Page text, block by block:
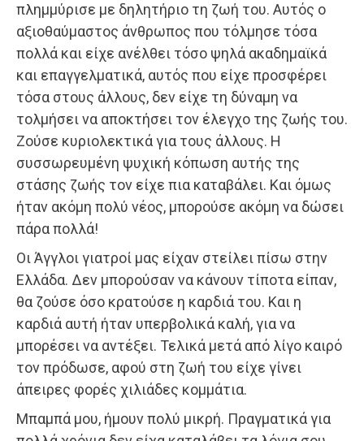
πλημμύρισε με δηλητήριο τη ζωή του. Αυτός ο
αξιοθαύμαστος άνθρωπος που τόλμησε τόσα
πολλά και είχε ανέλθει τόσο ψηλά ακαδημαϊκά
και επαγγελματικά, αυτός που είχε προσφέρει
τόσα στους άλλους, δεν είχε τη δύναμη να
τολμήσει να αποκτήσει τον έλεγχο της ζωής του.
Ζούσε κυριολεκτικά για τους άλλους. Η
συσσωρευμένη ψυχική κόπωση αυτής της
στάσης ζωής τον είχε πια καταβάλει. Και όμως
ήταν ακόμη πολύ νέος, μπορούσε ακόμη να δώσει
πάρα πολλά!
Οι Άγγλοι γιατροί μας είχαν στείλει πίσω στην
Ελλάδα. Δεν μπορούσαν να κάνουν τίποτα είπαν,
θα ζούσε όσο κρατούσε η καρδιά του. Και η
καρδιά αυτή ήταν υπερβολικά καλή, για να
μπορέσει να αντέξει. Τελικά μετά από λίγο καιρό
τον πρόδωσε, αφού στη ζωή του είχε γίνει
άπειρες φορές χιλιάδες κομμάτια.
Μπαμπά μου, ήμουν πολύ μικρή. Πραγματικά για